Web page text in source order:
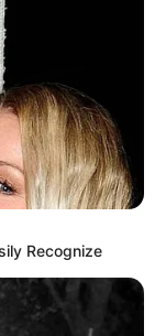
quinquênio,
entrega de
por falsificar
Recognize